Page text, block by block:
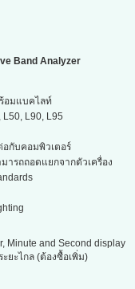
Band Analyzer
อมแบคไลท์
L90, L95
กับคอมพิวเตอร์
ารถถอดแยกจากตัวเครื่อง
Minute and Second display
ะยะไกล (ต้องซื้อเพิ่ม)